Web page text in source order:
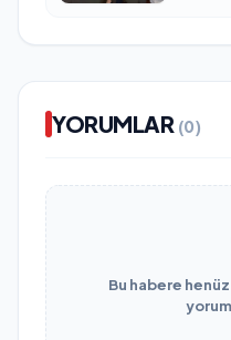
YORUMLAR (0)
Bu habere